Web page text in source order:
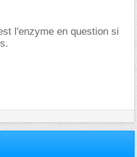
l'enzyme en question si